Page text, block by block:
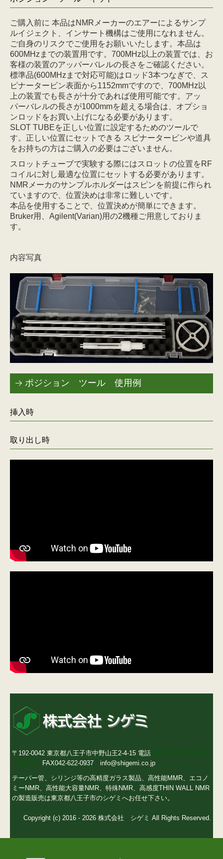
ご購入前に 本品はNMRメーカーのエアーによるサンプ
ルイジェクト、インサート機構はご使用になれません。
ご自身のリスクでご使用をお願いいたします。本品は
600MHzまでの装置用です。700MHz以上の装置では、お
客様の装置のアッパーバレルの長さをご確認ください。
標準品(600MHzまで対応可能)はロッド3本つなぎで、ス
ピナータービン表面から1152mmですので、700MHz以
上の装置でも長さが十分であれば使用可能です。アッ
パーバレルの長さが1000mmを超える場合は、オプショ
ンロッドをお買い上げになる必要があります。
SLOT TUBEを正しい位置に設定するためのツールで
す。正しい位置にセットできる スピナータービンや道具
をお持ちの方はご購入の必要はございません。
スロットチューブで実験する際にはスロットの位置をRF
コイルに対し最適な位置にセットする必要があります。
NMRメーカのサンプルホルダーはスピンを前提に作られ
ていますので、位置決めは非常に難しいです。
本品を使用することで、位置決めが簡単にできます。
Bruker用、Agilent(Varian)用の2機種ご用意しておりま
す。
内容写真
ポジション ツール 使用例
挿入時
取り出し時
〒192-0042 東京都八王子市中野山王2-4-15 電話042-624-2207<9:00
～16:00>
FAX042-622-0937info@shigemi.co.jp
テーパー管、シリンジ等の高精度ガラス製品、高性能MMR、エコノ
ミーNMR、高性能大容量NMR、特殊NMR、高感度THIN WALL NMR
の製造販売は東京都八王子市のシゲミへお任せ下さい。
Copyright (c) 2016 - 2026 株式会社 シゲミ All Rights Reserved.